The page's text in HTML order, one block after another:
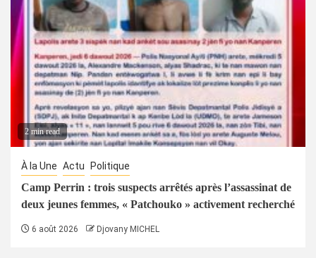
2 min read
À la Une Actu Politique
Camp Perrin : trois suspects arrêtés après l’assassinat de
deux jeunes femmes, « Patchouko » activement recherché
6 août 2026 Djovany MICHEL